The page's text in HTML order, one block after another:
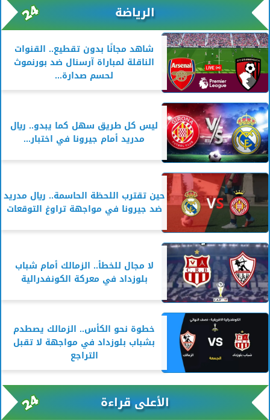
الرياضة
شاهد مجانًا بدون تقطيع.. القنوات
الناقلة لمباراة آرسنال ضد بورنموث
لحسم صدارة...
ليس كل طريق سهل كما يبدو.. ريال
مدريد أمام جيرونا في اختبار...
حين تقترب اللحظة الحاسمة.. ريال مدريد
ضد جيرونا في مواجهة تراوغ التوقعات
لا مجال للخطأ.. الزمالك أمام شباب
بلوزداد في معركة الكونفدرالية
خطوة نحو الكأس.. الزمالك يصطدم
بشباب بلوزداد في مواجهة لا تقبل
التراجع
الأعلى قراءة